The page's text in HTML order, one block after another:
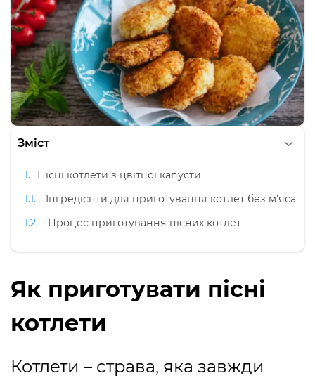
Зміст
Пісні котлети з цвітної капусти
Інгредієнти для приготування котлет без м’яса
Процес приготування пісних котлет
Як приготувати пісні
котлети
Котлети – страва, яка завжди